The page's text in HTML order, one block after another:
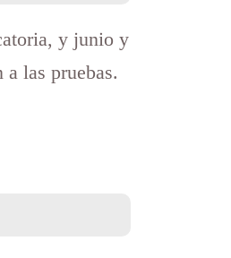
y junio y
las pruebas.